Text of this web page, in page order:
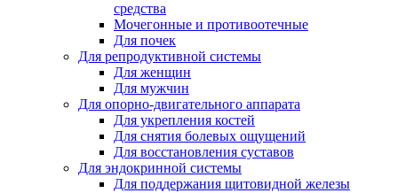
средства
Мочегонные и противоотечные
Для почек
Для репродуктивной системы
Для женщин
Для мужчин
Для опорно-двигательного аппарата
Для укрепления костей
Для снятия болевых ощущений
Для восстановления суставов
Для эндокринной системы
Для поддержания щитовидной железы